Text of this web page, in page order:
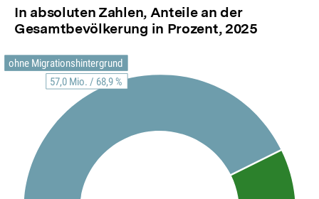
In absoluten Zahlen, Anteile an der
Gesamtbevölkerung in Prozent, 2025